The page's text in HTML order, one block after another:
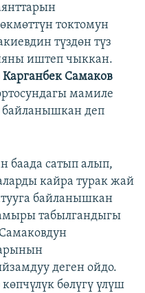
токтомун
түздөн түз
иштеп чыккан.
Карганбек Самаков
мамиле
деп
баада сатып алып,
кайра турак жай
байланышкан
табылгандыгы
деген ойдо.
бөлүгү үлүш